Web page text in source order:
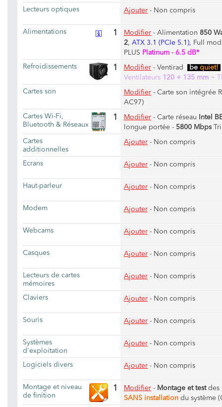
Lecteurs optiques
Ajouter - Non compris
Alimentations 1 Modifier - Alimentation 850
2, ATX 3.1 (PCIe 5.1), Full
PLUS Platinum - 6.5 dB*
Refroidissements
1 Modifier - Ventirad be quiet!
Ventilateurs 120 + 135 mm ~
Cartes son
Modifier - Carte son intégrée
AC97)
Cartes Wi-Fi,
Bluetooth & Réseaux
1 Modifier - Carte réseau
Intel
longue portée - 5800 Mbps
Cartes
additionnelles
Ajouter - Non compris
Ecrans Ajouter - Non compris
Haut-parleur Ajouter - Non compris
Modem Ajouter - Non compris
Webcams Ajouter - Non compris
Casques Ajouter - Non compris
Lecteurs de cartes
mémoires
Ajouter - Non compris
Claviers Ajouter - Non compris
Souris Ajouter - Non compris
Systèmes
d'exploitation
Ajouter - Non compris
Logiciels divers Ajouter - Non compris
Montage et niveau
de finition
1 Modifier - Montage et testdes
SANS installation du système